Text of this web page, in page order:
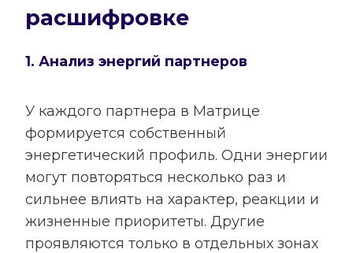
расшифровке
1. Анализ энергий партнеров
У каждого партнера в Матрице
формируется собственный
энергетический профиль. Одни энергии
могут повторяться несколько раз и
сильнее влиять на характер, реакции и
жизненные приоритеты. Другие
проявляются только в отдельных зонах